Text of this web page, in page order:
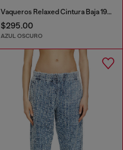
Vaqueros Relaxed Cintura Baja 1996 D-Sire
$295.00
AZUL OSCURO